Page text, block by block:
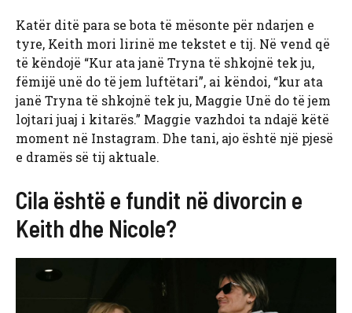
Katër ditë para se bota të mësonte për ndarjen e
tyre, Keith mori lirinë me tekstet e tij. Në vend që
të këndojë “Kur ata janë Tryna të shkojnë tek ju,
fëmijë unë do të jem luftëtari”, ai këndoi, “kur ata
janë Tryna të shkojnë tek ju, Maggie Unë do të jem
lojtari juaj i kitarës.” Maggie vazhdoi ta ndajë këtë
moment në Instagram. Dhe tani, ajo është një pjesë
e dramës së tij aktuale.
Cila është e fundit në divorcin e
Keith dhe Nicole?